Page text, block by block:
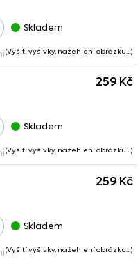
Skladem
(Vyšití výšivky, nažehlení obrázku…)
259 Kč
Skladem
(Vyšití výšivky, nažehlení obrázku…)
259 Kč
Skladem
(Vyšití výšivky, nažehlení obrázku…)